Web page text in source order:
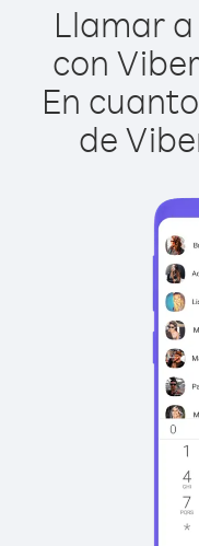
Llamar
con
En
de